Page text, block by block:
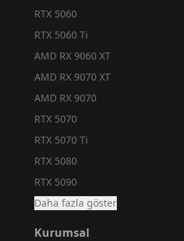
RTX 5060
RTX 5060 Ti
AMD RX 9060 XT
AMD RX 9070 XT
AMD RX 9070
RTX 5070
RTX 5070 Ti
RTX 5080
RTX 5090
Daha fazla göster
Kurumsal